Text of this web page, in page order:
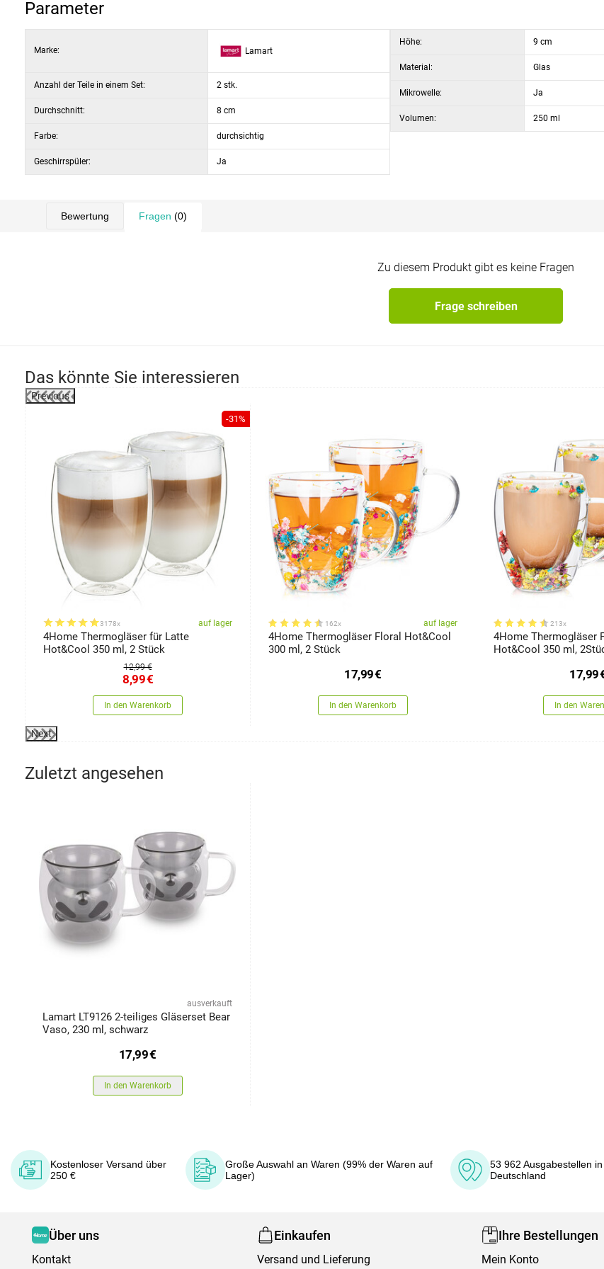
Parameter
Marke: Lamart
Anzahl der Teile in einem Set: 2 stk.
Durchschnitt: 8 cm
Farbe: durchsichtig
Geschirrspüler: Ja
Höhe: 9 cm
Material: Glas
Mikrowelle: Ja
Volumen: 250 ml
Bewertung Fragen (0)
Zu diesem Produkt gibt es keine Fragen
Frage schreiben
Das könnte Sie interessieren
Previous
-31%
3178x auf lager
4Home Thermogläser für Latte
Hot&Cool 350 ml, 2 Stück
12,99 €
8,99€
In den Warenkorb
162x auf lager
4Home Thermogläser Floral Hot&Cool
300 ml, 2 Stück
17,99€
In den Warenkorb
213x
4Home Thermogläser
Hot&Cool 350 ml,
17,99
In den
Next
Zuletzt angesehen
ausverkauft
Lamart LT9126 2-teiliges Gläserset Bear
Vaso, 230 ml, schwarz
17,99€
In den Warenkorb
Kostenloser Versand über
250 €
Große Auswahl an Waren (99% der Waren auf
Lager)
53 962 Ausgabestellen in
Deutschland
Über uns
Kontakt
Einkaufen
Versand und Lieferung
Ihre Bestellungen
Mein Konto